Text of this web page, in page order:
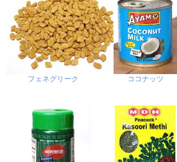
フェネグリーク ココナッツ